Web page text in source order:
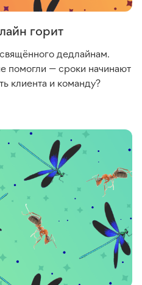
горит
дедлайнам.
помогли — сроки начинают
клиента и команду?